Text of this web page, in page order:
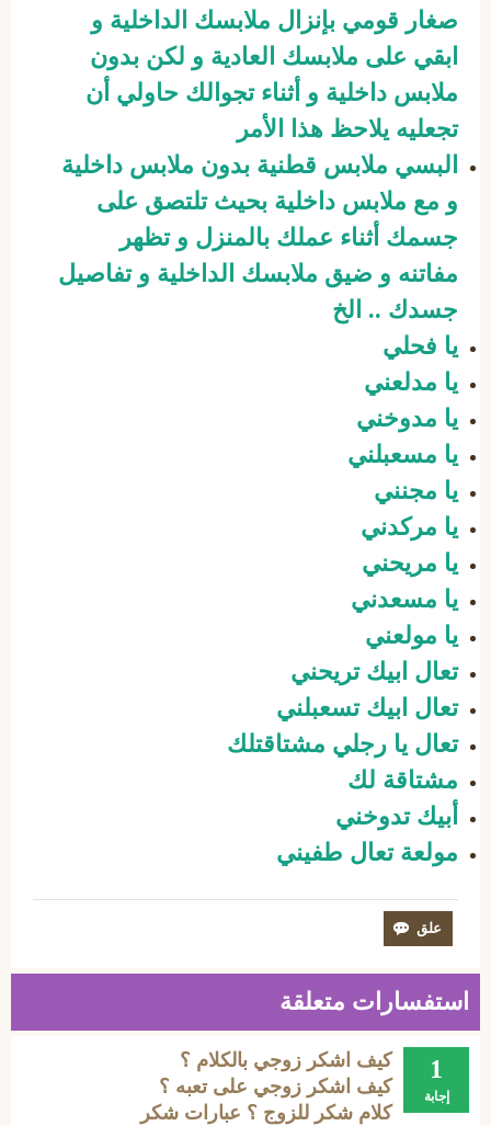
صغار قومي بإنزال ملابسك الداخلية و
ابقي على ملابسك العادية و لكن بدون
ملابس داخلية و أثناء تجوالك حاولي أن
تجعليه يلاحظ هذا الأمر
البسي ملابس قطنية بدون ملابس داخلية
و مع ملابس داخلية بحيث تلتصق على
جسمك أثناء عملك بالمنزل و تظهر
مفاتنه و ضيق ملابسك الداخلية و تفاصيل
جسدك .. الخ
يا فحلي
يا مدلعني
يا مدوخني
يا مسعبلني
يا مجنني
يا مركدني
يا مريحني
يا مسعدني
يا مولعني
تعال ابيك تريحني
تعال ابيك تسعبلني
تعال يا رجلي مشتاقتلك
مشتاقة لك
أبيك تدوخني
مولعة تعال طفيني
استفسارات متعلقة
1
إجابة
كيف اشكر زوجي بالكلام ؟
كيف اشكر زوجي على تعبه ؟
كلام شكر للزوج ؟ عبارات شكر